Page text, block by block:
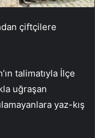
çiftçilere
talimatıyla İlçe
uğraşan
yaz-kış